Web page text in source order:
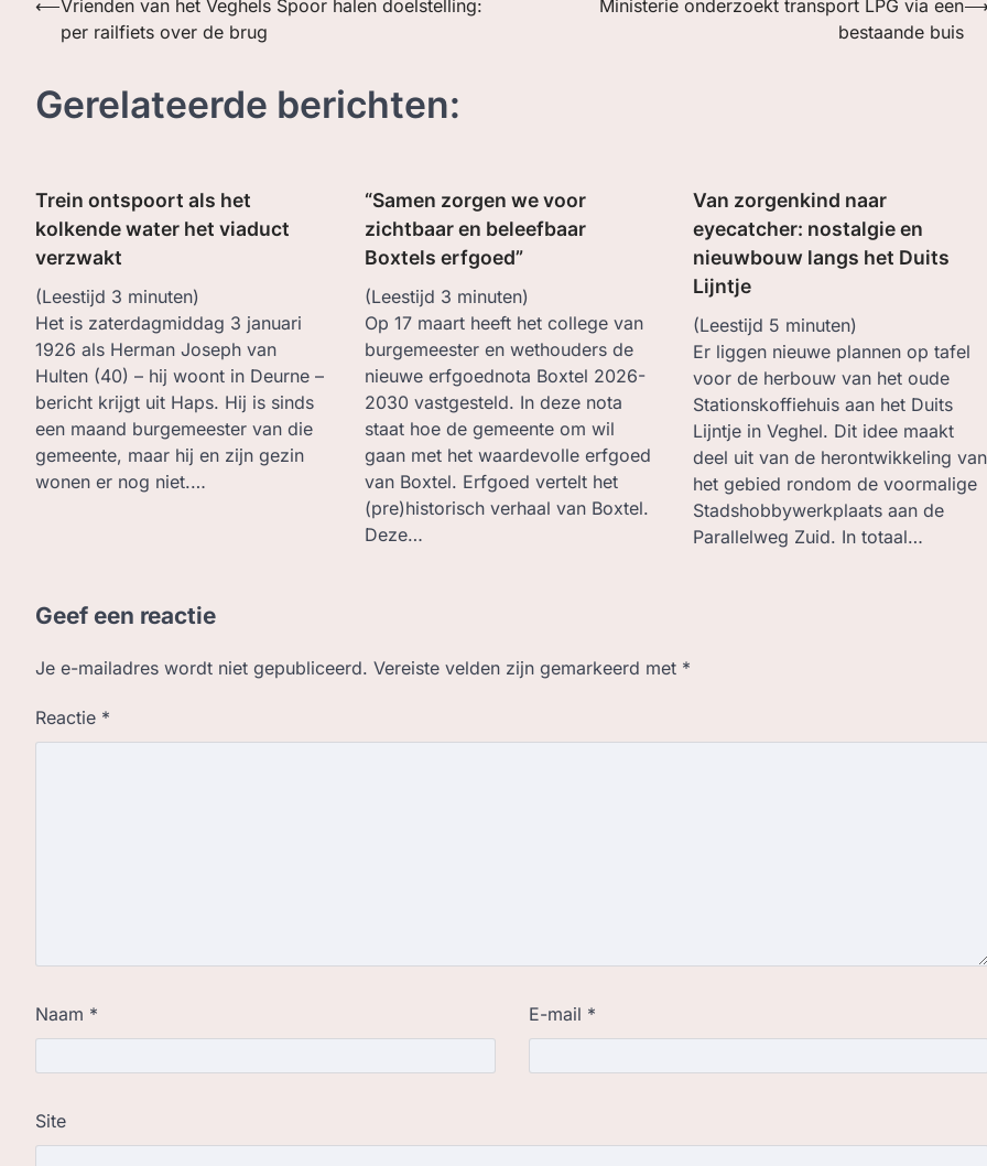
Bericht
navigatie
⟵Vrienden van het Veghels Spoor halen doelstelling:
per railfiets over de brug
Ministerie onderzoekt transport LPG via een
bestaande buis
Gerelateerde berichten:
Trein ontspoort als het
kolkende water het viaduct
verzwakt
(Leestijd 3 minuten)
Het is zaterdagmiddag 3 januari
1926 als Herman Joseph van
Hulten (40) – hij woont in Deurne –
bericht krijgt uit Haps. Hij is sinds
een maand burgemeester van die
gemeente, maar hij en zijn gezin
wonen er nog niet.…
“Samen zorgen we voor
zichtbaar en beleefbaar
Boxtels erfgoed”
(Leestijd 3 minuten)
Op 17 maart heeft het college van
burgemeester en wethouders de
nieuwe erfgoednota Boxtel 2026-
2030 vastgesteld. In deze nota
staat hoe de gemeente om wil
gaan met het waardevolle erfgoed
van Boxtel. Erfgoed vertelt het
(pre)historisch verhaal van Boxtel.
Deze…
Van zorgenkind naar
eyecatcher: nostalgie en
nieuwbouw langs het Duits
Lijntje
(Leestijd 5 minuten)
Er liggen nieuwe plannen op tafel
voor de herbouw van het oude
Stationskoffiehuis aan het Duits
Lijntje in Veghel. Dit idee maakt
deel uit van de herontwikkeling van
het gebied rondom de voormalige
Stadshobbywerkplaats aan de
Parallelweg Zuid. In totaal…
Geef een reactie
Je e-mailadres wordt niet gepubliceerd. Vereiste velden zijn gemarkeerd met *
Reactie *
Naam * E-mail *
Site